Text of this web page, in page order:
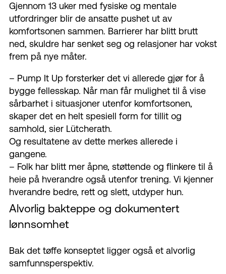
Gjennom 13 uker med fysiske og mentale
utfordringer blir de ansatte pushet ut av
komfortsonen sammen. Barrierer har blitt brutt
ned, skuldre har senket seg og relasjoner har vokst
frem på nye måter.
– Pump It Up forsterker det vi allerede gjør for å
bygge fellesskap. Når man får mulighet til å vise
sårbarhet i situasjoner utenfor komfortsonen,
skaper det en helt spesiell form for tillit og
samhold, sier Lütcherath.
Og resultatene av dette merkes allerede i
gangene.
– Folk har blitt mer åpne, støttende og flinkere til å
heie på hverandre også utenfor trening. Vi kjenner
hverandre bedre, rett og slett, utdyper hun.
Alvorlig bakteppe og dokumentert
lønnsomhet
Bak det tøffe konseptet ligger også et alvorlig
samfunnsperspektiv.